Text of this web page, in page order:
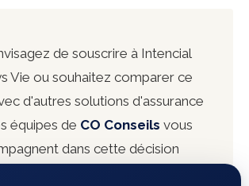
de souscrire à Intencial
Vie ou souhaitez comparer ce
d'autres solutions d'assurance
équipes de CO Conseils vous
dans cette décision